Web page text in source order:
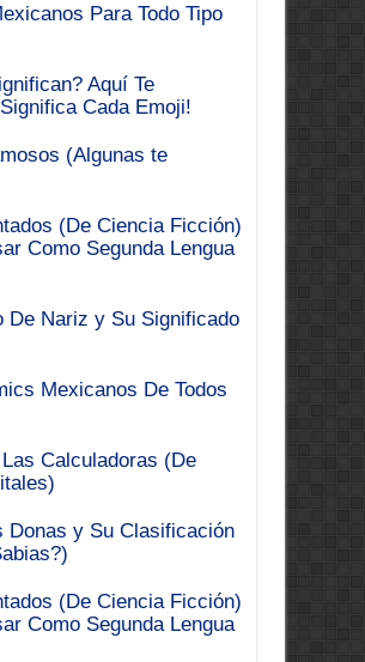
Para Todo Tipo
Aquí Te
Cada Emoji!
(Algunas te
(De Ciencia Ficción)
Como Segunda Lengua
De Nariz y Su Significado
Mexicanos De Todos
Calculadoras (De
Donas y Su Clasificación
(De Ciencia Ficción)
Como Segunda Lengua